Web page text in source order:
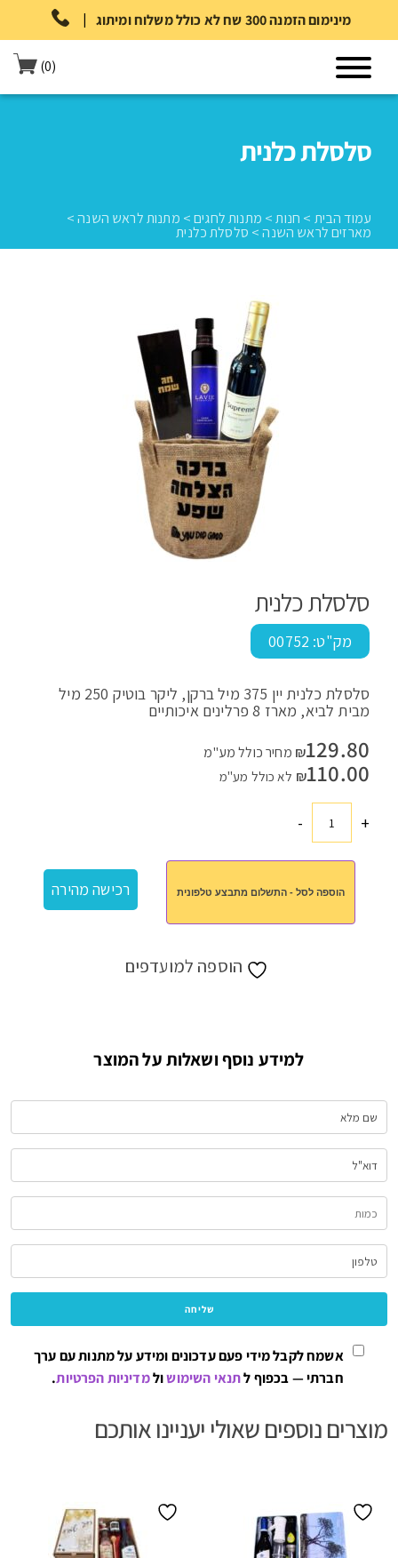
| מינימום הזמנה 300 שח לא כולל משלוח ומיתוג
(0)
סלסלת כלנית
עמוד הבית > חנות> מתנות לחגים> מתנות לראש השנה>
מארזים לראש השנה> סלסלת כלנית
מתנות לחגים
סלסלת כלנית
סלסלת כלנית
מק"ט: 00752
סלסלת כלנית יין 375 מיל ברקן, ליקר בוטיק 250 מיל
מבית לביא, מארז 8 פרלינים איכותיים
₪129.80
מחיר כולל מע"מ
₪110.00 לא כולל מע"מ
+כמות
כלנית
-
הוספה לסל - התשלום מתבצע טלפונית רכישה מהירה
הוספה למועדפים
למידע נוסף ושאלות על המוצר
אשמח לקבל מידי פעם עדכונים ומידע על מתנות עם ערך
חברתי — בכפוף לתנאי השימושולמדיניות הפרטיות.
מוצרים נוספים שאולי יעניינו אותכם